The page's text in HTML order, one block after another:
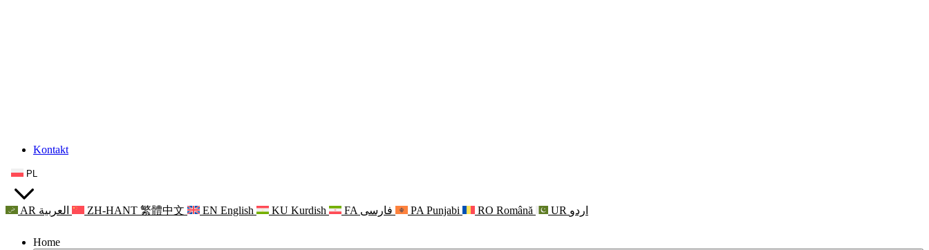
Kontakt
PL
AR العربية ZH-HANT 繁體中文 EN English KU Kurdish FA فارسی PA Punjabi RO Română UR اردو
Home